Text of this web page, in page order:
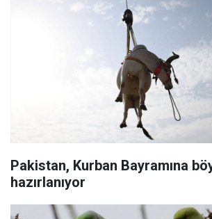
Pakistan, Kurban Bayramına
hazırlanıyor